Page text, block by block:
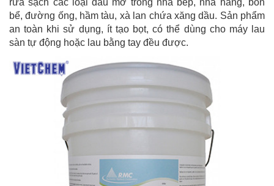
rửa sạch các loại dầu mỡ trong nhà bếp, nhà hàng, bồn
bể, đường ống, hầm tàu, xà lan chứa xăng dầu. Sản phẩm
an toàn khi sử dụng, ít tạo bọt, có thể dùng cho máy lau
sàn tự động hoặc lau bằng tay đều được.